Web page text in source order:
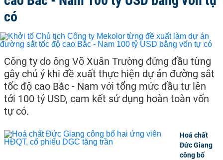
có
Công ty do ông Võ Xuân Trường đứng đầu từng
gây chú ý khi đề xuất thực hiện dự án đường sắt
tốc độ cao Bắc - Nam với tổng mức đầu tư lên
tới 100 tỷ USD, cam kết sử dụng hoàn toàn vốn
tự có.
Hoá chất
Đức Giang
công bố